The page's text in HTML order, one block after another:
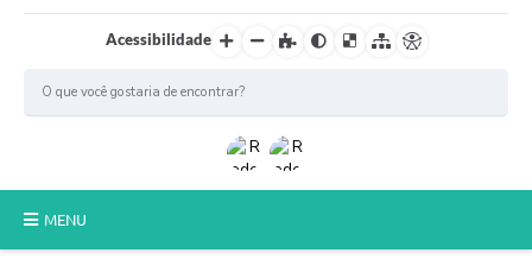
Acessibilidade
MENU